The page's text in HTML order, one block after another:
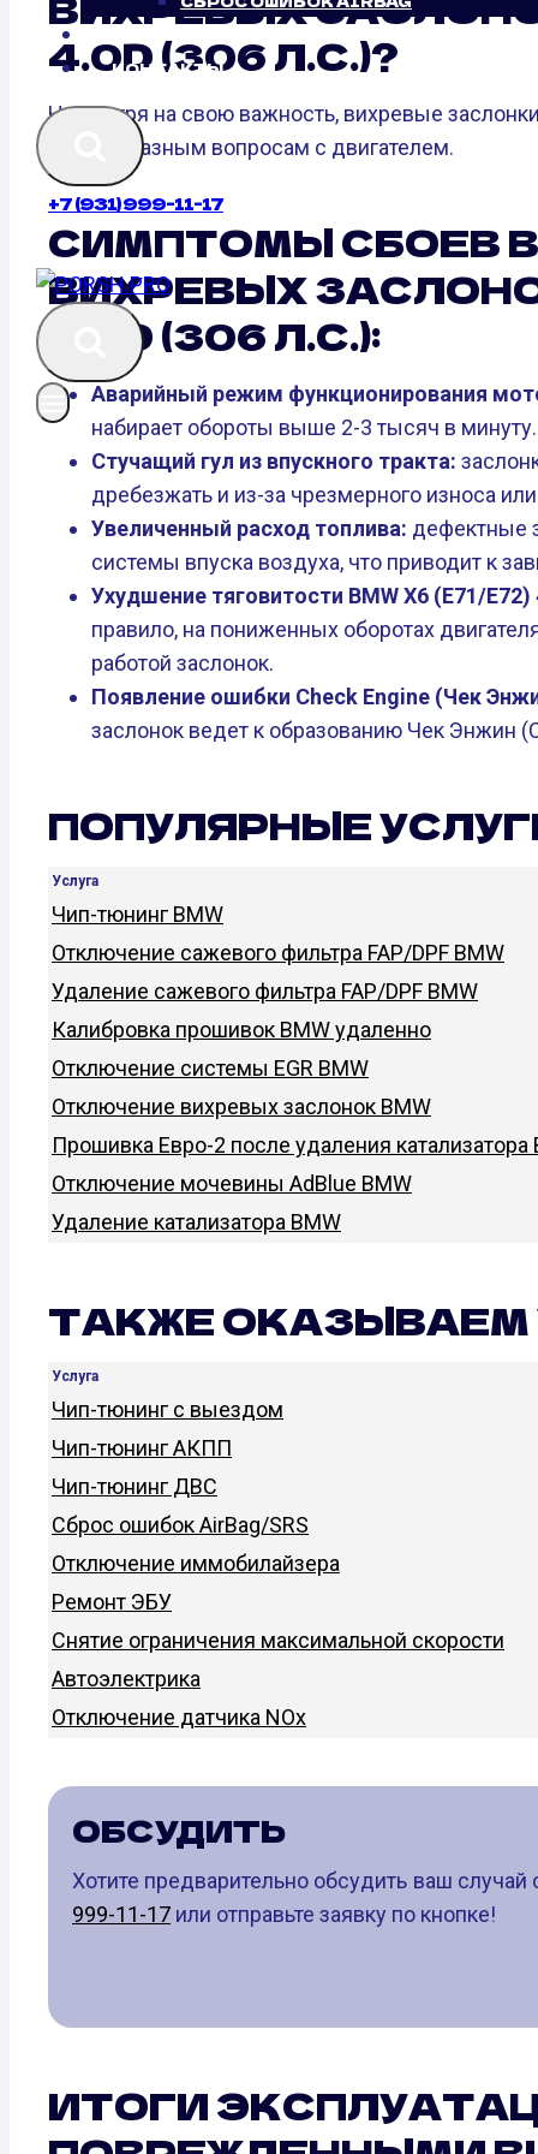
КОНТАКТЫ
+7 (931) 999-11-17
4.0D (306 Л.С.)?
Несмотря на свою важность, вихревые
ведет к разным вопросам с двигателем.
СИМПТОМЫ СБОЕВ
ВИХРЕВЫХ ЗАСЛОНОК
4.0D (306 Л.С.):
Аварийный режим функционирования
набирает обороты выше 2-3 тысяч в минуту.
Стучащий гул из впускного тракта:
дребезжать и из-за чрезмерного износа
Увеличенный расход топлива: дефектные
системы впуска воздуха, что приводит к
Ухудшение тяговитости BMW X6 (E71/
правило, на пониженных оборотах
работой заслонок.
Появление ошибки Check Engine (Чек
заслонок ведет к образованию Чек Энжин
ПОПУЛЯРНЫЕ
Услуга
Чип-тюнинг BMW
Отключение сажевого фильтра FAP/DPF BMW
Удаление сажевого фильтра FAP/DPF BMW
Калибровка прошивок BMW удаленно
Отключение системы EGR BMW
Отключение вихревых заслонок BMW
Прошивка Евро-2 после удаления катализатора
Отключение мочевины AdBlue BMW
Удаление катализатора BMW
ТАКЖЕ ОКАЗЫВАЕМ
Услуга
Чип-тюнинг с выездом
Чип-тюнинг АКПП
Чип-тюнинг ДВС
Сброс ошибок AirBag/SRS
Отключение иммобилайзера
Ремонт ЭБУ
Снятие ограничения максимальной скорости
Автоэлектрика
Отключение датчика NOx
ОБСУДИТЬ
Хотите предварительно обсудить ваш
999-11-17 или отправьте заявку по кнопке!
ИТОГИ